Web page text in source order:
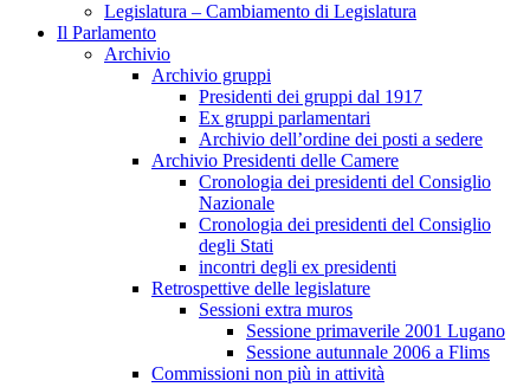
Legislatura – Cambiamento di Legislatura
Il Parlamento
Archivio
Archivio gruppi
Presidenti dei gruppi dal 1917
Ex gruppi parlamentari
Archivio dell’ordine dei posti a sedere
Archivio Presidenti delle Camere
Cronologia dei presidenti del Consiglio
Nazionale
Cronologia dei presidenti del Consiglio
degli Stati
incontri degli ex presidenti
Retrospettive delle legislature
Sessioni extra muros
Sessione primaverile 2001 Lugano
Sessione autunnale 2006 a Flims
Commissioni non più in attività